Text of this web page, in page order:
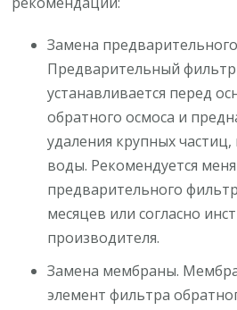
Замена
Предварительный
устанавливается перед
обратного осмоса и
удаления крупных частиц,
воды. Рекомендуется
предварительного
месяцев или согласно
производителя.
Замена мембраны.
элемент фильтра